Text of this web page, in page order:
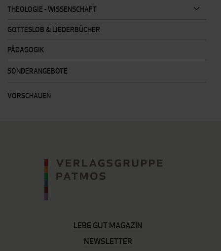
THEOLOGIE - WISSENSCHAFT
GOTTESLOB & LIEDERBÜCHER
PÄDAGOGIK
SONDERANGEBOTE
VORSCHAUEN
LEBE GUT MAGAZIN
NEWSLETTER